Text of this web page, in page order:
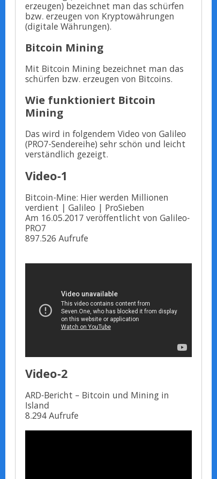
erzeugen) bezeichnet man das schürfen
bzw. erzeugen von Kryptowährungen
(digitale Währungen).
Bitcoin Mining
Mit Bitcoin Mining bezeichnet man das
schürfen bzw. erzeugen von Bitcoins.
Wie funktioniert Bitcoin
Mining
Das wird in folgendem Video von Galileo
(PRO7-Sendereihe) sehr schön und leicht
verständlich gezeigt.
Video-1
Bitcoin-Mine: Hier werden Millionen
verdient | Galileo | ProSieben
Am 16.05.2017 veröffentlicht von Galileo-
PRO7
897.526 Aufrufe
Video-2
ARD-Bericht – Bitcoin und Mining in
Island
8.294 Aufrufe